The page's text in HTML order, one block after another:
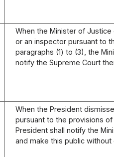
When the Minister of
or an inspector pursuant to
paragraphs (1) to (3), the
notify the Supreme Court
When the President
pursuant to the provisions
President shall notify the
and make this public without